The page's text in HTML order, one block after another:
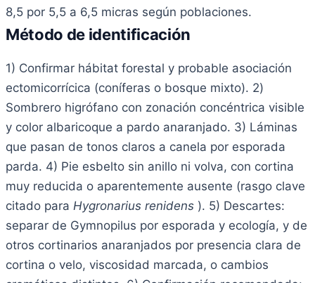
8,5 por 5,5 a 6,5 micras según poblaciones.
Método de identificación
1) Confirmar hábitat forestal y probable asociación
ectomicorrícica (coníferas o bosque mixto). 2)
Sombrero higrófano con zonación concéntrica visible
y color albaricoque a pardo anaranjado. 3) Láminas
que pasan de tonos claros a canela por esporada
parda. 4) Pie esbelto sin anillo ni volva, con cortina
muy reducida o aparentemente ausente (rasgo clave
citado para Hygronarius renidens ). 5) Descartes:
separar de Gymnopilus por esporada y ecología, y de
otros cortinarios anaranjados por presencia clara de
cortina o velo, viscosidad marcada, o cambios